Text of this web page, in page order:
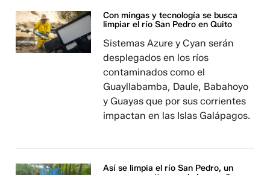
Con mingas y tecnología se busca
limpiar el río San Pedro en Quito
Sistemas Azure y Cyan serán
desplegados en los ríos
contaminados como el
Guayllabamba, Daule, Babahoyo
y Guayas que por sus corrientes
impactan en las Islas Galápagos.
Así se limpia el río San Pedro, un